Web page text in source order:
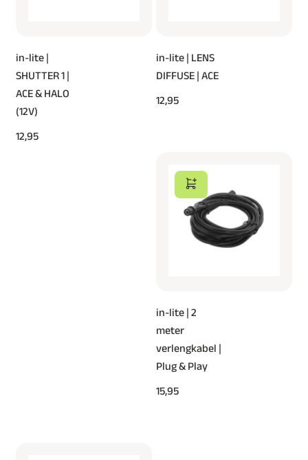
in-lite |
SHUTTER 1 |
ACE & HALO
(12V)
12,95
in-lite | LENS
DIFFUSE | ACE
12,95
in-lite | 2
meter
verlengkabel |
Plug & Play
15,95